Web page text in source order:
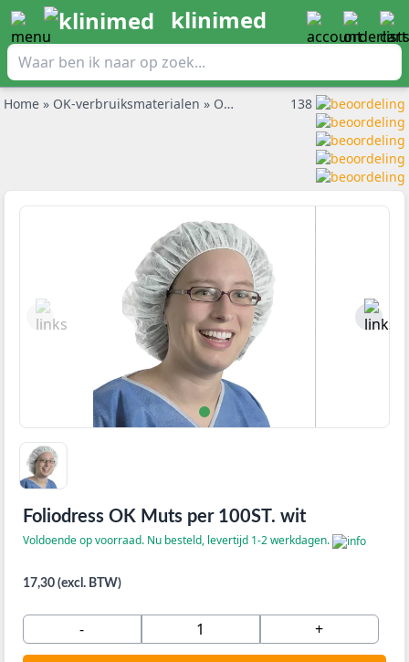
klinimed
Home » OK-verbruiksmaterialen » Operatiemutsen »Foliodress
138
Foliodress OK Muts per 100ST. wit
Voldoende op voorraad. Nu besteld, levertijd 1-2 werkdagen.
17,30 (excl. BTW)
- +